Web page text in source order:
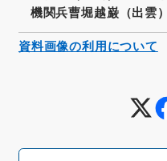
機関兵曹堀越巌（出雲）
資料画像の利用について